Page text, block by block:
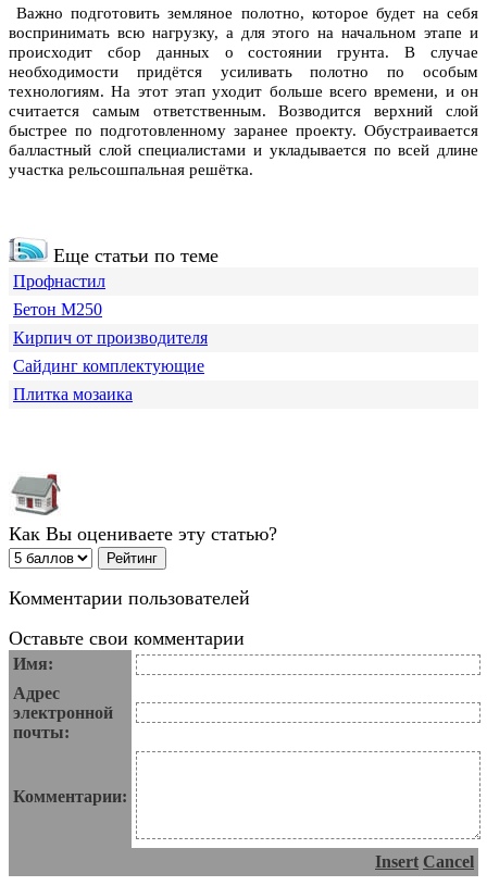
Важно подготовить земляное полотно, которое будет на себя
воспринимать всю нагрузку, а для этого на начальном этапе и
происходит сбор данных о состоянии грунта. В случае
необходимости придётся усиливать полотно по особым
технологиям. На этот этап уходит больше всего времени, и он
считается самым ответственным. Возводится верхний слой
быстрее по подготовленному заранее проекту. Обустраивается
балластный слой специалистами и укладывается по всей длине
участка рельсошпальная решётка.
Еще статьи по теме
Профнастил
Бетон М250
Кирпич от производителя
Сайдинг комплектующие
Плитка мозаика
Как Вы оцениваете эту статью?
Комментарии пользователей
Оставьте свои комментарии
Имя:
Адрес
электронной
почты:
Комментарии:
Insert Cancel